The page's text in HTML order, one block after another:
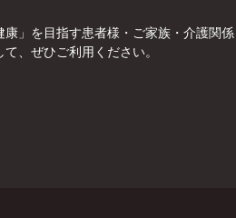
康」を目指す患者様・ご家族・介護関係
、ぜひご利用ください。